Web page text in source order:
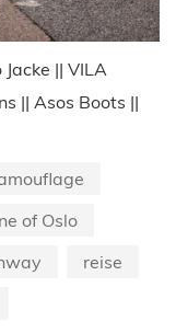
|| VILA
|| Asos Boots ||
of Oslo
reise